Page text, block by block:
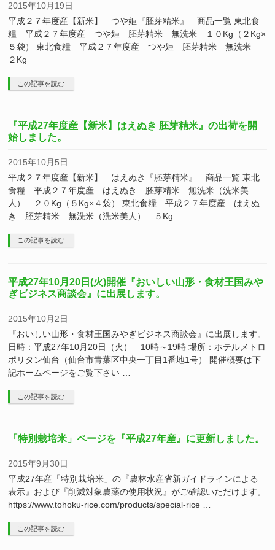
2015年10月19日
平成２７年度産【新米】 つや姫『胚芽精米』 商品一覧 東北食
糧 平成２７年度産 つや姫 胚芽精米 無洗米 １０Kg（２Kg×
５袋） 東北食糧 平成２７年度産 つや姫 胚芽精米 無洗米
２Kg
この記事を読む
『平成27年度産【新米】はえぬき 胚芽精米』の出荷を開
始しました。
2015年10月5日
平成２７年度産【新米】 はえぬき『胚芽精米』 商品一覧 東北
食糧 平成２７年度産 はえぬき 胚芽精米 無洗米（洗米美
人） ２０Kg（５Kg×４袋） 東北食糧 平成２７年度産 はえぬ
き 胚芽精米 無洗米（洗米美人） ５Kg …
この記事を読む
平成27年10月20日(火)開催『おいしい山形・食材王国みや
ぎビジネス商談会』に出展します。
2015年10月2日
『おいしい山形・食材王国みやぎビジネス商談会』に出展します。
日時：平成27年10月20日（火） 10時～19時 場所：ホテルメトロ
ポリタン仙台（仙台市青葉区中央一丁目1番地1号） 開催概要は下
記ホームページをご覧下さい …
この記事を読む
「特別栽培米」ページを『平成27年産』に更新しました。
2015年9月30日
平成27年産「特別栽培米」の『農林水産省新ガイドラインによる
表示』および『削減対象農薬の使用状況』がご確認いただけます。
https://www.tohoku-rice.com/products/special-rice …
この記事を読む